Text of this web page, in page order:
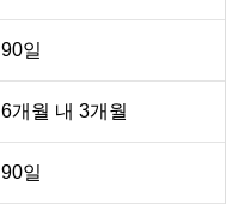
90일
6개월 내 3개월
90일